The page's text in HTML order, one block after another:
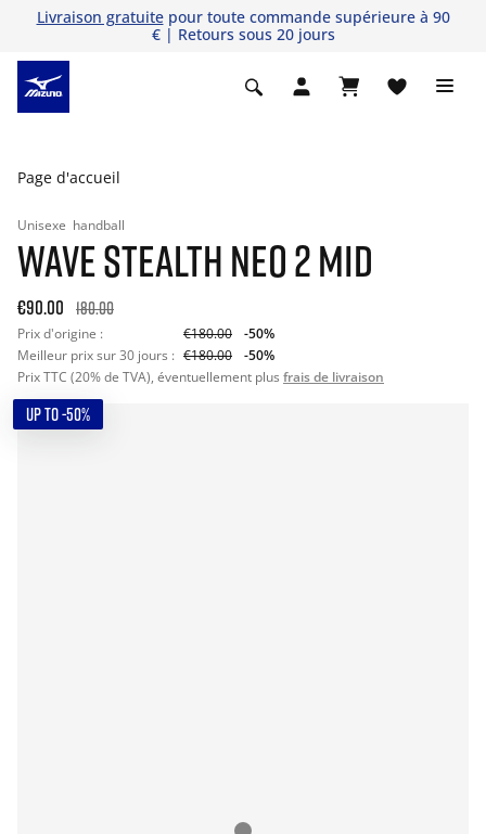
Livraison gratuitepour toute commande supérieure à 90
€ | Retours sous 20 jours
Page d'accueil
Unisexe handball
WAVE STEALTH NEO 2 MID
€90.00 180.00
Prix d'origine : €180.00
-50%
Meilleur prix sur 30 jours : €180.00
-50%
Prix TTC (20% de TVA), éventuellement plus frais de livraison
UP TO -50%